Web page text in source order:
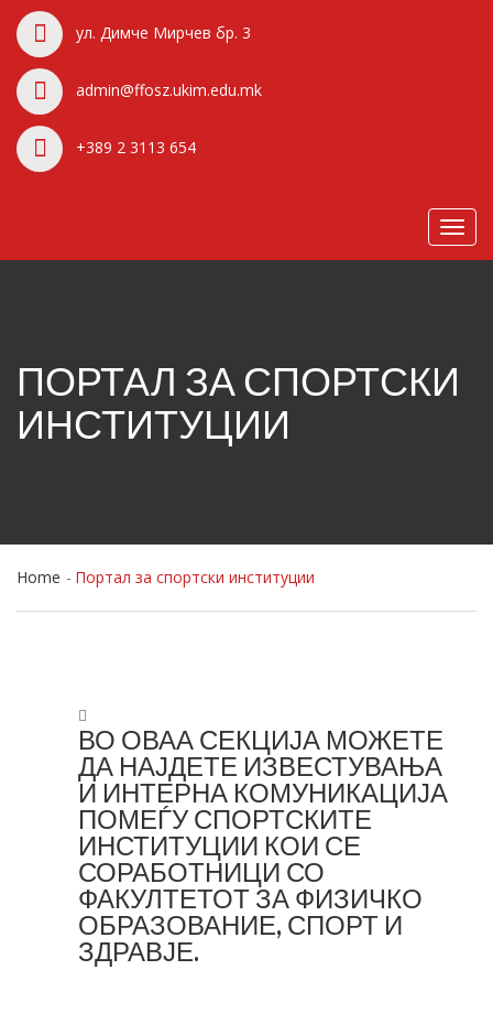
ул. Димче Мирчев бр. 3
admin@ffosz.ukim.edu.mk
+389 2 3113 654
ПОРТАЛ ЗА СПОРТСКИ
ИНСТИТУЦИИ
Home Портал за спортски институции
ВО ОВАА СЕКЦИЈА МОЖЕТЕ
ДА НАЈДЕТЕ ИЗВЕСТУВАЊА
И ИНТЕРНА КОМУНИКАЦИЈА
ПОМЕЃУ СПОРТСКИТЕ
ИНСТИТУЦИИ КОИ СЕ
СОРАБОТНИЦИ СО
ФАКУЛТЕТОТ ЗА ФИЗИЧКО
ОБРАЗОВАНИЕ, СПОРТ И
ЗДРАВЈЕ.